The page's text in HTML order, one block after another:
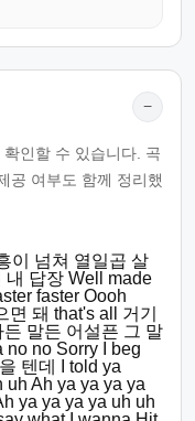
−
인할 수 있습니다. 곡
공 여부도 함께 정리했
이 넘쳐 열일곱 살
내 답장 Well made
faster Oooh
돼 that's all 거기
말든 어설픈 그 말
no no Sorry I beg
텐데 I told ya
uh Ah ya ya ya ya
ya ya ya ya uh uh